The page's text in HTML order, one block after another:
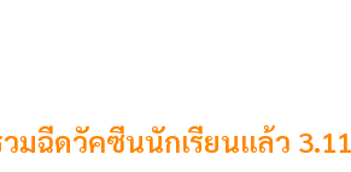
มฉีดวัคซีนนักเรียนแล้ว